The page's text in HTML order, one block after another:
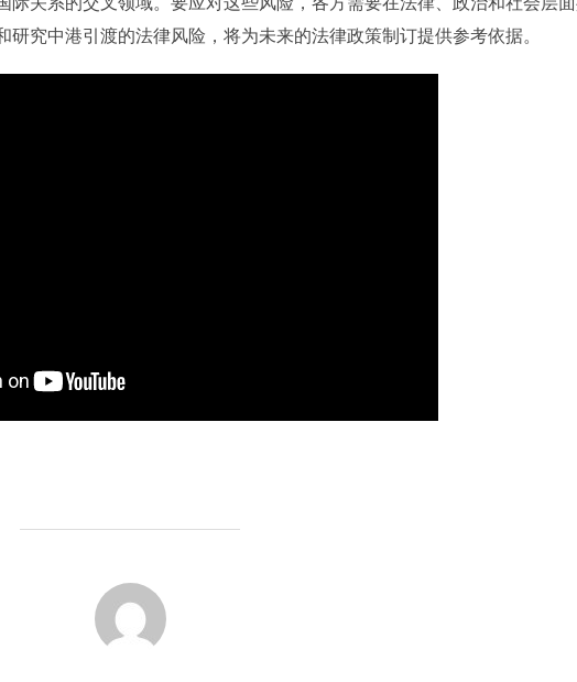
究中港引渡的法律风险，将为未来的法律政策制订提供参考依据。
POST AUTHOR